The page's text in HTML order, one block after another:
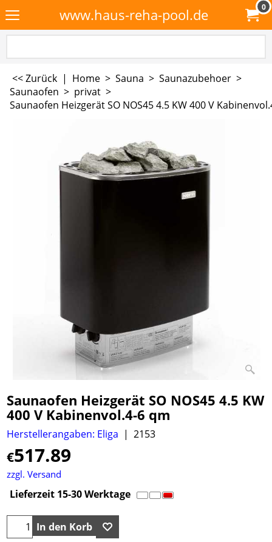
www.haus-reha-pool.de 0
<< Zurück | Home > Sauna > Saunazubehoer >
Saunaofen > privat >
Saunaofen Heizgerät SO NOS45 4.5 KW 400 V
Saunaofen Heizgerät SO NOS45 4.5 KW
400 V Kabinenvol.4-6 qm
Herstellerangaben: Eliga 2153
€517.89
zzgl. Versand
Lieferzeit 15-30 Werktage
In den Korb